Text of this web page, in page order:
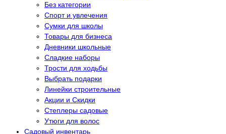
Без категории
Спорт и увлечения
Сумки для школы
Товары для бизнеса
Дневники школьные
Сладкие наборы
Трости для ходьбы
Выбрать подарки
Линейки строительные
Акции и Скидки
Степлеры садовые
Утюги для волос
Садовый инвентарь